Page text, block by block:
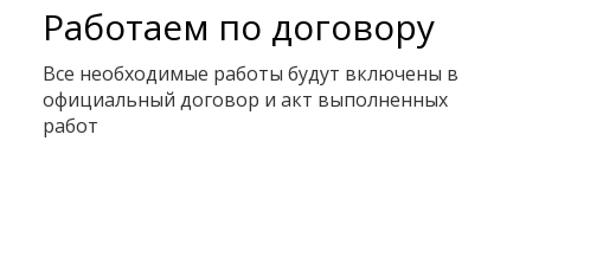
Работаем по договору
Все необходимые работы будут включены в
официальный договор и акт выполненных
работ